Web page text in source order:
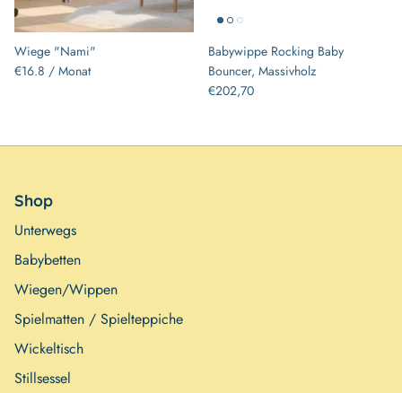
Wiege "Nami"
€16.8 / Monat
Babywippe Rocking Baby
Bouncer, Massivholz
€202,70
Shop
Unterwegs
Babybetten
Wiegen/Wippen
Spielmatten / Spielteppiche
Wickeltisch
Stillsessel